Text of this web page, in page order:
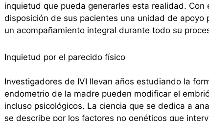
inquietud que pueda generarles esta realidad.
disposición de sus pacientes una unidad de
un acompañamiento integral durante todo su
Inquietud por el parecido físico
Investigadores de IVI llevan años estudiando la
endometrio de la madre pueden modificar el
incluso psicológicos. La ciencia que se dedica a
se describe por los factores no genéticos que